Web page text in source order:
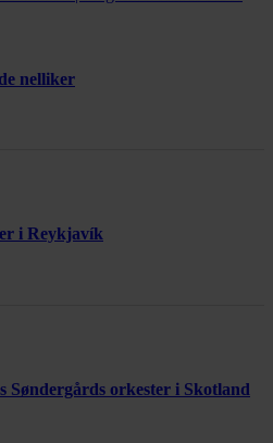
nelliker
i Reykjavík
Søndergårds orkester i Skotland